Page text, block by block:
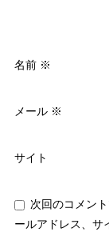
名前 ※
メール ※
サイト
次回のコメン
ールアドレス、サ